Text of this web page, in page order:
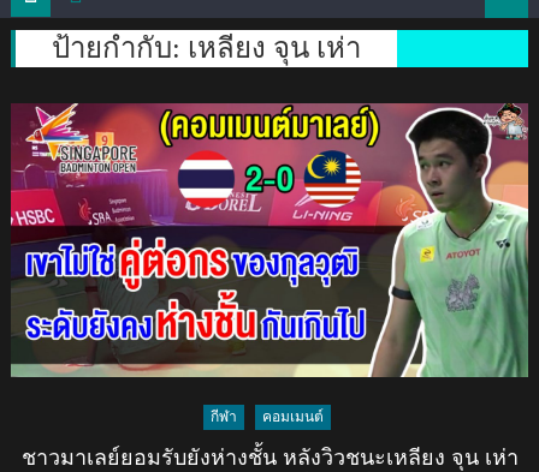
ป้ายกำกับ: เหลียง จุน เห่า
กีฬา คอมเมนต์
ชาวมาเลย์ยอมรับยังห่างชั้น หลังวิวชนะเหลียง จุน เห่า